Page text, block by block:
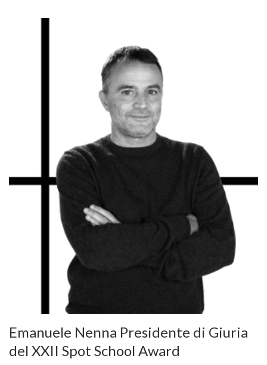
Emanuele Nenna Presidente di Giuria
del XXII Spot School Award